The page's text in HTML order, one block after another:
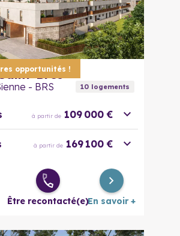
opportunités !
Brès
- BRS 10logements
à partir de 109 000 €
à partir de 169 100 €
Être recontacté(e)En savoir +